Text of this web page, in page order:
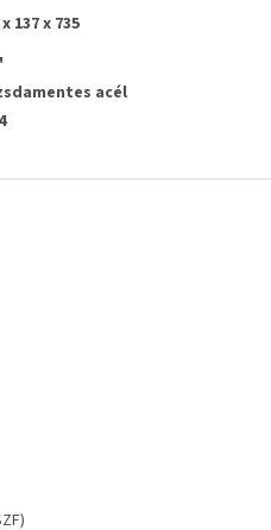
137 x 735
acél